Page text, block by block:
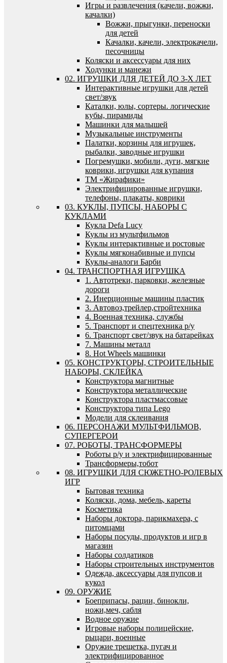
Игры и развлечения (качели, вожжи,
качалки)
Вожжи, прыгунки, переноски
для детей
Качалки, качели, электрокачели,
песочницы
Коляски и аксессуары для них
Ходунки и манежи
02. ИГРУШКИ ДЛЯ ДЕТЕЙ ДО 3-Х ЛЕТ
Интерактивные игрушки для детей
свет/звук
Каталки, юлы, сортеры. логические
кубы, пирамиды
Машинки для малышей
Музыкальные инструменты
Палатки, корзины для игрушек,
рыбалки, заводные игрушки
Погремушки, мобили, дуги, мягкие
коврики, игрушки для купания
ТМ «Жирафики»
Электрифицированные игрушки,
телефоны, плакаты, коврики
03. КУКЛЫ, ПУПСЫ, НАБОРЫ С
КУКЛАМИ
Кукла Defa Lucy
Куклы из мультфильмов
Куклы интерактивные и ростовые
Куклы мягконабивные и пупсы
Куклы-аналоги Барби
04. ТРАНСПОРТНАЯ ИГРУШКА
1. Автотреки, парковки, железные
дороги
2. Инерционные машины пластик
3. Автовоз,трейлер,стройтехника
4. Военная техника, службы
5. Транспорт и спецтехника р/у
6. Транспорт свет/звук на батарейках
7. Машины металл
8. Hot Wheels машинки
05. КОНСТРУКТОРЫ, СТРОИТЕЛЬНЫЕ
НАБОРЫ, СКЛЕЙКА
Конструктора магнитные
Конструктора металлические
Конструктора пластмассовые
Конструктора типа Lego
Модели для склеивания
06. ПЕРСОНАЖИ МУЛЬТФИЛЬМОВ,
СУПЕРГЕРОИ
07. РОБОТЫ, ТРАНСФОРМЕРЫ
Роботы р/у и электрифицированные
Трансформеры,тобот
08. ИГРУШКИ ДЛЯ СЮЖЕТНО-РОЛЕВЫХ
ИГР
Бытовая техника
Коляски, дома, мебель, кареты
Косметика
Наборы доктора, парикмахера, с
питомцами
Наборы посуды, продуктов и игр в
магазин
Наборы солдатиков
Наборы строительных инструментов
Одежда, аксессуары для пупсов и
кукол
09. ОРУЖИЕ
Боеприпасы, рации, бинокли,
ножи,меч, сабля
Водное оружие
Игровые наборы полицейские,
рыцари, военные
Оружие трещетка, пугач и
электрифицированное